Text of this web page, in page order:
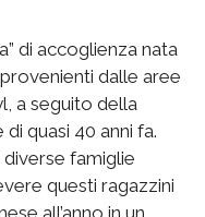
di accoglienza nata
dalle aree
a seguito della
quasi 40 anni fa.
diverse famiglie
questi ragazzini
all’anno in un